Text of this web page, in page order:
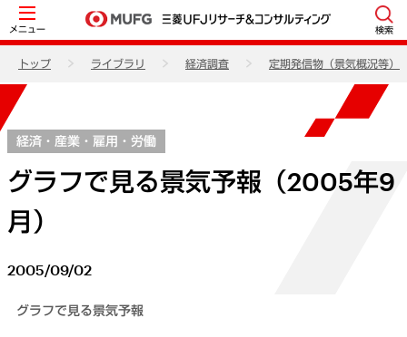
メニュー 検索
トップ ライブラリ 経済調査 定期発信物（景気概況等）
経済・産業・雇用・労働
グラフで見る景気予報（2005年9
月）
2005/09/02
グラフで見る景気予報